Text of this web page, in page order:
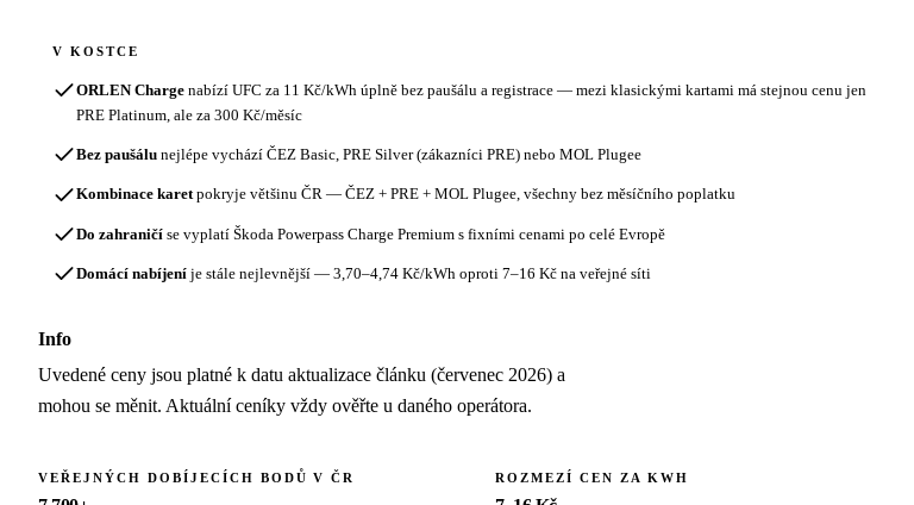
V KOSTCE
ORLEN Charge nabízí UFC za 11 Kč/kWh úplně bez paušálu a registrace — mezi klasickými kartami má stejnou cenu jen
PRE Platinum, ale za 300 Kč/měsíc
Bez paušálu nejlépe vychází ČEZ Basic, PRE Silver (zákazníci PRE) nebo MOL Plugee
Kombinace karetpokryje většinu ČR — ČEZ + PRE + MOL Plugee, všechny bez měsíčního poplatku
Do zahraničí se vyplatí Škoda Powerpass Charge Premium s fixními cenami po celé Evropě
Domácí nabíjení je stále nejlevnější — 3,70–4,74 Kč/kWh oproti 7–16 Kč na veřejné síti
Info
Uvedené ceny jsou platné k datu aktualizace článku (červenec 2026) a
mohou se měnit. Aktuální ceníky vždy ověřte u daného operátora.
VEŘEJNÝCH DOBÍJECÍCH BODŮ V ČR ROZMEZÍ CEN ZA KWH